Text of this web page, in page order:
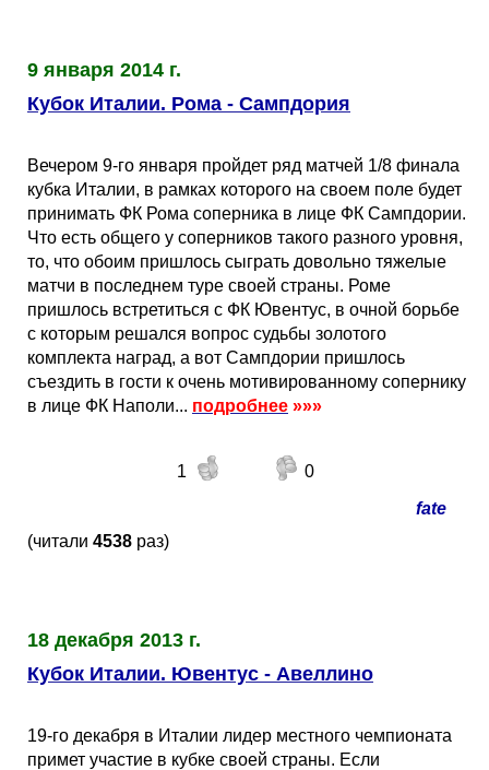
Отзывы
Партнёрка
Вакансии
Реклама
Платные
Чемпионатов
Еврокубки
Лига Европы
Лига Конференций
Чемпионат Мира
Чемпионат Европы
Поиск команд
Расчёт системы
На что ставят?
Telegram Bot
Telegram Bot
9 января 2014 г.
Кубок Италии. Рома - Сампдория
Вечером 9-го января пройдет ряд матчей 1/8 финала
кубка Италии, в рамках которого на своем поле будет
принимать ФК Рома соперника в лице ФК Сампдории.
Что есть общего у соперников такого разного уровня,
то, что обоим пришлось сыграть довольно тяжелые
матчи в последнем туре своей страны. Роме
пришлось встретиться с ФК Ювентус, в очной борьбе
с которым решался вопрос судьбы золотого
комплекта наград, а вот Сампдории пришлось
съездить в гости к очень мотивированному сопернику
в лице ФК Наполи... подробнее »»»
1
0
fate
(читали 4538 раз)
18 декабря 2013 г.
Кубок Италии. Ювентус - Авеллино
19-го декабря в Италии лидер местного чемпионата
примет участие в кубке своей страны. Если